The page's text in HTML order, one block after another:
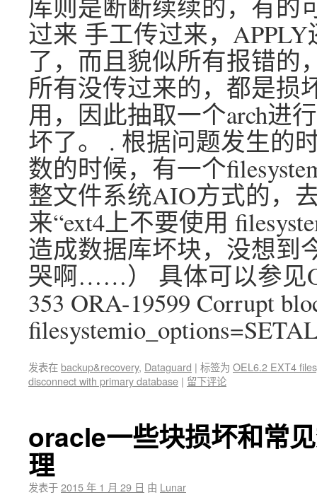
库则是断断续续的，有的
过来 手工传过来，
了，而且貌似所有报错的
所有没传过来的，都是损
用，因此抽取一个arch进
坏了。 . 根据问题发生的
数的时候，有一个
整文件系统AIO方式的，
来“ext4上不要使用
造成数据库坏块，没想
哭啊……） 具体可以参见
353 ORA-19599 Corrupt
发表在backup&recovery, Dataguard | 标签为 OEL6.2 EXT4
disconnect with primary database | 留下评论
oracle一些块损坏和常
理
发表于2015 年 1 月 29 日 由 Lunar